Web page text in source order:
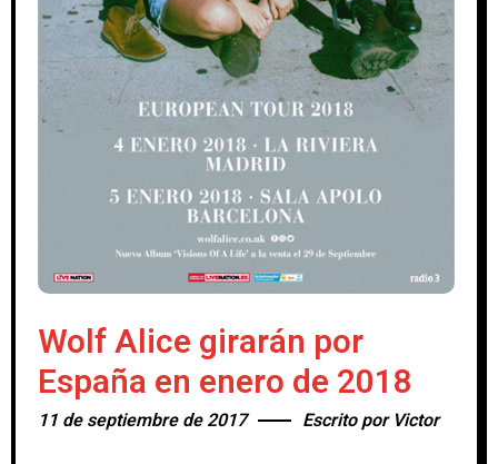
Wolf Alice girarán por
España en enero de 2018
11 de septiembre de 2017 Escrito por Victor